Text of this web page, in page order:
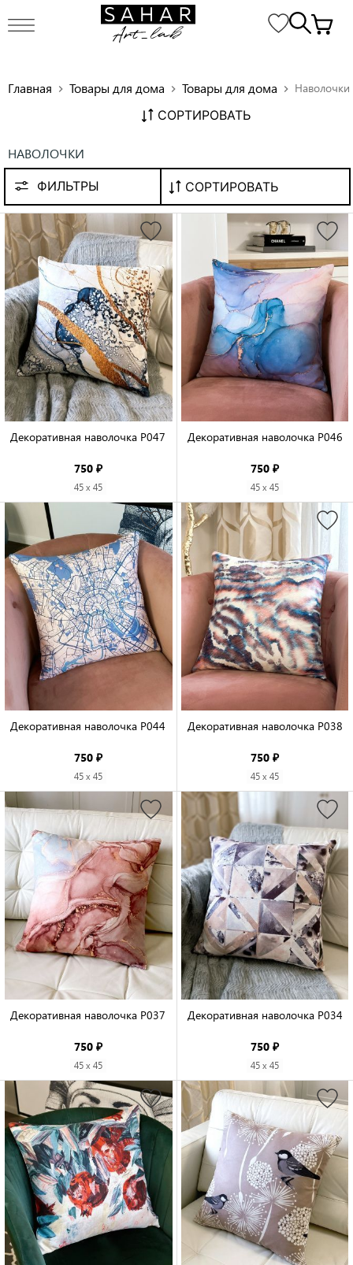
Главная chevron_right Товары для дома chevron_right Товары для дома chevron_right Наволочки
СОРТИРОВАТЬ
НАВОЛОЧКИ
ФИЛЬТРЫ СОРТИРОВАТЬ
Декоративная наволочка P047
750 ₽
45 x 45
Декоративная наволочка P046
750 ₽
45 x 45
Декоративная наволочка P044
750 ₽
45 x 45
Декоративная наволочка P038
750 ₽
45 x 45
Декоративная наволочка P037
750 ₽
45 x 45
Декоративная наволочка P034
750 ₽
45 x 45